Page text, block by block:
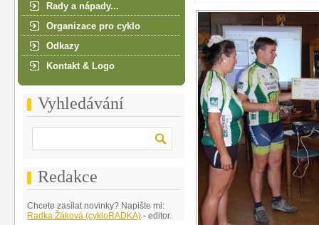
Rady a nápady...
Organizace pro cyklo
Odkazy
Kontakt & Logo
Vyhledávání
Redakce
Chcete zasílat novinky? Napište mi:
Radka Žáková (cykloRADKA) - editor.